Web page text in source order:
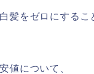
髪をゼロにする
値について、